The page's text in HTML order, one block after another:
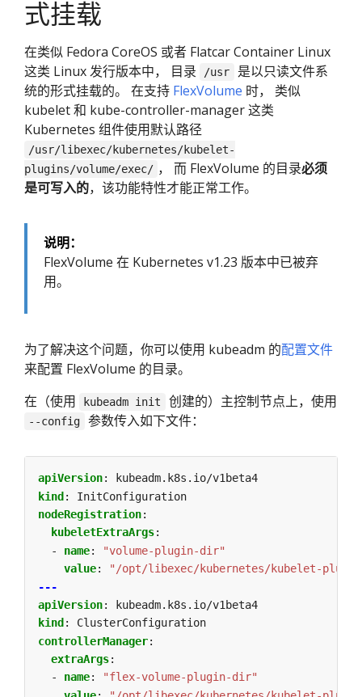
式挂载
在类似 Fedora CoreOS 或者 Flatcar Container Linux
这类 Linux 发行版本中， 目录
/usr
是以只读文件系
统的形式挂载的。 在支持 FlexVolume 时， 类似
kubelet 和 kube-controller-manager 这类
Kubernetes 组件使用默认路径
/usr/libexec/kubernetes/kubelet-
plugins/volume/exec/ ， 而 FlexVolume 的目录必须
是可写入的，该功能特性才能正常工作。
说明：
FlexVolume 在 Kubernetes v1.23 版本中已被弃
用。
为了解决这个问题，你可以使用 kubeadm 的配置文件
来配置 FlexVolume 的目录。
在（使用
kubeadm init 创建的）主控制节点上，使用
--config 参数传入如下文件：
apiVersion:
kubeadm.k8s.io/v1beta4
kind:
InitConfiguration
nodeRegistration:
kubeletExtraArgs:
- name:
"volume-plugin-dir"
value:
"/opt/libexec/kubernetes/kubelet-
---
apiVersion:
kubeadm.k8s.io/v1beta4
kind :
ClusterConfiguration
controllerManager:
extraArgs:
- name:
"flex-volume-plugin-dir"